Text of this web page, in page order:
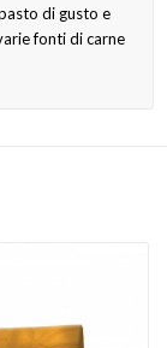
di gusto e
fonti di carne